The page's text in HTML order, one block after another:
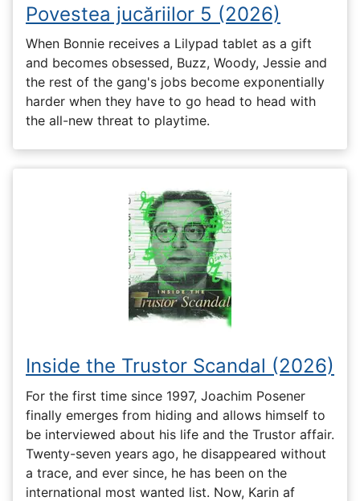
Povestea jucăriilor 5 (2026)
When Bonnie receives a Lilypad tablet as a gift
and becomes obsessed, Buzz, Woody, Jessie and
the rest of the gang's jobs become exponentially
harder when they have to go head to head with
the all-new threat to playtime.
Inside the Trustor Scandal (2026)
For the first time since 1997, Joachim Posener
finally emerges from hiding and allows himself to
be interviewed about his life and the Trustor affair.
Twenty-seven years ago, he disappeared without
a trace, and ever since, he has been on the
international most wanted list. Now, Karin af